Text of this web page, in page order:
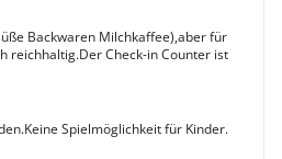
Backwaren Milchkaffee),aber für
reichhaltig.Der Check-in Counter ist
Spielmöglichkeit für Kinder.